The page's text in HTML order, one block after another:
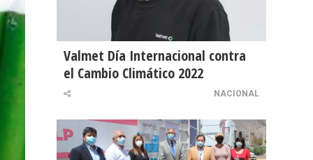
Valmet Día Internacional contra
el Cambio Climático 2022
NACIONAL